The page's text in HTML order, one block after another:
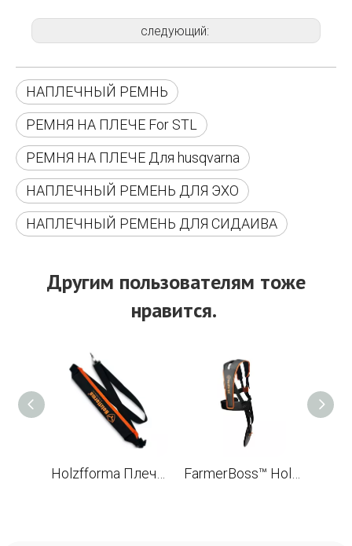
следующий:
НАПЛЕЧНЫЙ РЕМНЬ
РЕМНЯ НА ПЛЕЧЕ For STL
РЕМНЯ НА ПЛЕЧЕ Для husqvarna
НАПЛЕЧНЫЙ РЕМЕНЬ ДЛЯ ЭХО
НАПЛЕЧНЫЙ РЕМЕНЬ ДЛЯ СИДАИВА
Другим пользователям тоже
нравится.
Holzfforma Плечевой ремень для аккумуляторных моделей кусторезов FarmerBoss™ Holzfforma Professional Full Harness для кусторезов